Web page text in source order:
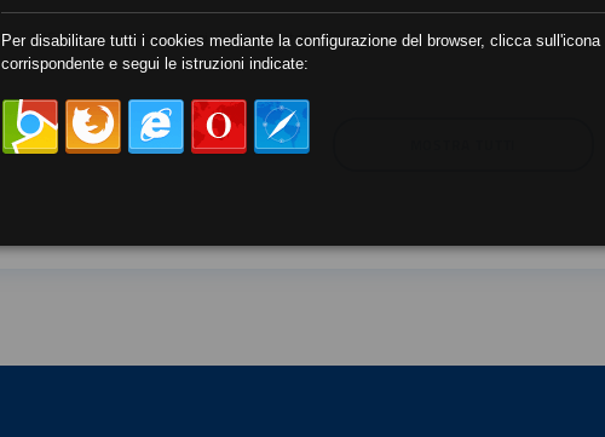
##Gilda ##audoizioni ##autonomia
Per disabilitare tutti i cookies mediante la configurazione del browser, clicca sull'icona
corrispondente e segui le istruzioni indicate: